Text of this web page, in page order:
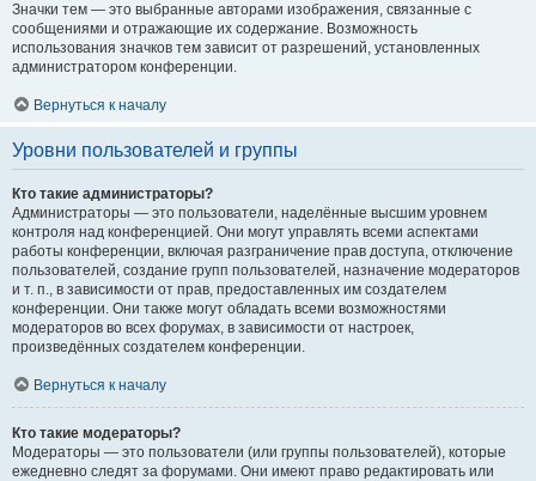
Значки тем — это выбранные авторами изображения, связанные с
сообщениями и отражающие их содержание. Возможность
использования значков тем зависит от разрешений, установленных
администратором конференции.
Вернуться к началу
Уровни пользователей и группы
Кто такие администраторы?
Администраторы — это пользователи, наделённые высшим уровнем
контроля над конференцией. Они могут управлять всеми аспектами
работы конференции, включая разграничение прав доступа, отключение
пользователей, создание групп пользователей, назначение модераторов
и т. п., в зависимости от прав, предоставленных им создателем
конференции. Они также могут обладать всеми возможностями
модераторов во всех форумах, в зависимости от настроек,
произведённых создателем конференции.
Вернуться к началу
Кто такие модераторы?
Модераторы — это пользователи (или группы пользователей), которые
ежедневно следят за форумами. Они имеют право редактировать или